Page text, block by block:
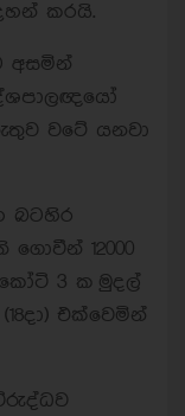
කරයි.
අසමින්
වටේ යනවා
බටහිර
ගොවීන් 12000
3 ක මුදල්
එක්වෙමින්